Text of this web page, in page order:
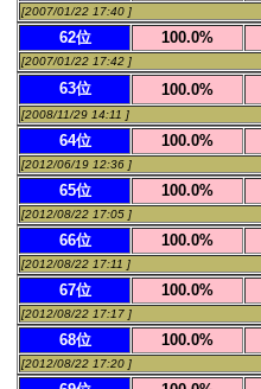
[2007/01/22 17:40 ]
62位 100.0%
[2007/01/22 17:42 ]
63位 100.0%
[2008/11/29 14:11 ]
64位 100.0%
[2012/06/19 12:36 ]
65位 100.0%
[2012/08/22 17:05 ]
66位 100.0%
[2012/08/22 17:11 ]
67位 100.0%
[2012/08/22 17:17 ]
68位 100.0%
[2012/08/22 17:20 ]